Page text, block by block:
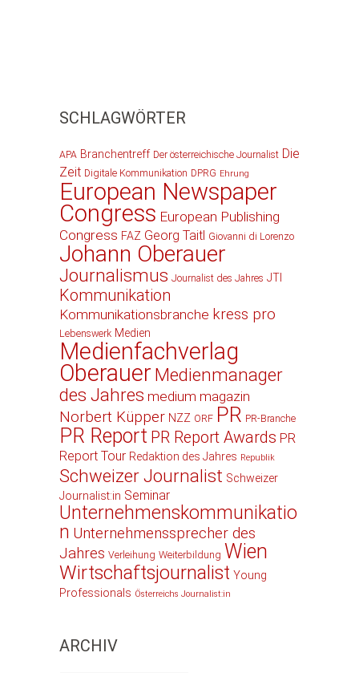
SCHLAGWÖRTER
APA Branchentreff Der österreichische Journalist Die
Zeit Digitale Kommunikation DPRG Ehrung
European Newspaper
Congress European Publishing
Congress FAZ Georg Taitl Giovanni di Lorenzo
Johann Oberauer
Journalismus Journalist des Jahres JTI
Kommunikation
Kommunikationsbranche kress pro
Lebenswerk Medien
Medienfachverlag
Oberauer Medienmanager
des Jahres medium magazin
Norbert Küpper NZZ ORF PR PR-Branche
PR Report PR Report Awards PR
Report Tour Redaktion des Jahres Republik
Schweizer Journalist Schweizer
Journalist:in Seminar
Unternehmenskommunikatio
n Unternehmenssprecher des
Jahres Verleihung Weiterbildung Wien
Wirtschaftsjournalist Young
Professionals Österreichs Journalist:in
ARCHIV